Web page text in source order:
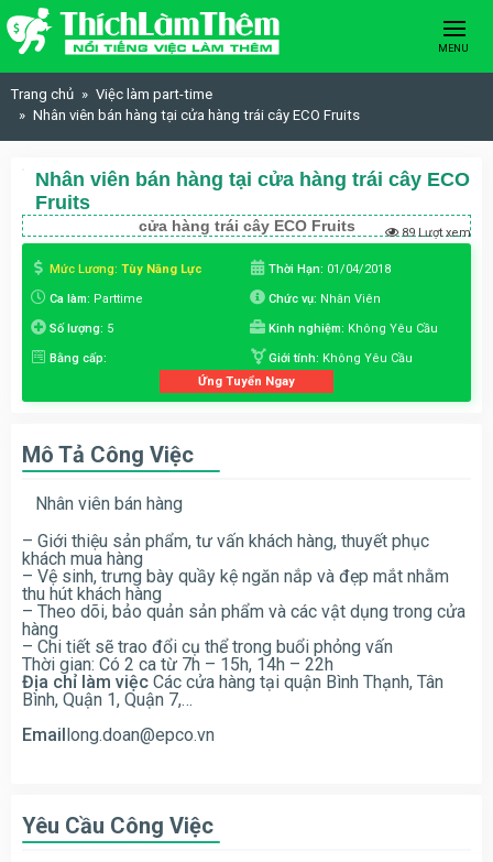
Skip to content
MENU
Trang chủ
Việc làm part-time
Nhân viên bán hàng tại cửa hàng trái cây ECO Fruits
Nhân viên bán hàng tại cửa hàng trái cây ECO
Fruits
cửa hàng trái cây ECO Fruits 89 Lượt xem
Mức Lương: Tùy Năng Lực Thời Hạn: 01/04/2018
Ca làm: Parttime Chức vụ: Nhân Viên
Số lượng: 5 Kinh nghiệm: Không Yêu Cầu
Bằng cấp: Giới tính: Không Yêu Cầu
Ứng Tuyển Ngay
Mô Tả Công Việc
Nhân viên bán hàng
– Giới thiệu sản phẩm, tư vấn khách hàng, thuyết phục
khách mua hàng
– Vệ sinh, trưng bày quầy kệ ngăn nắp và đẹp mắt nhằm
thu hút khách hàng
– Theo dõi, bảo quản sản phẩm và các vật dụng trong cửa
hàng
– Chi tiết sẽ trao đổi cụ thể trong buổi phỏng vấn
Thời gian: Có 2 ca từ 7h – 15h, 14h – 22h
Địa chỉ làm việc Các cửa hàng tại quận Bình Thạnh, Tân
Bình, Quận 1, Quận 7,…
Emaillong.doan@epco.vn
Yêu Cầu Công Việc